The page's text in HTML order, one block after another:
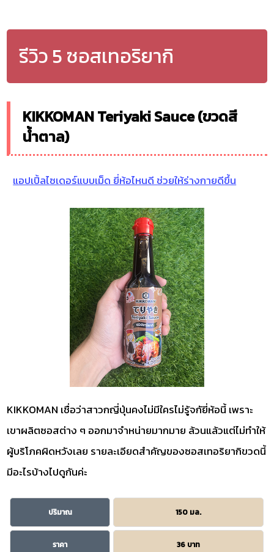
รีวิว 5 ซอสเทอริยากิ
KIKKOMAN Teriyaki Sauce (ขวดสี
น้ำตาล)
แอปเปิ้ลไซเดอร์แบบเม็ด ยี่ห้อไหนดี ช่วยให้ร่างกายดีขึ้น
KIKKOMAN เชื่อว่าสาวกญี่ปุ่นคงไม่มีใครไม่รู้จกัยี่ห้อนี้ เพราะ
เขาผลิตซอสต่าง ๆ ออกมาจำหน่ายมากมาย ล้วนแล้วแต่ไม่ทำให้
ผู้บริโภคผิดหวังเลย รายละเอียดสำคัญของซอสเทอริยากิขวดนี้
มีอะไรบ้างไปดูกันค่ะ
ปริมาณ 150 มล.
ราคา 36 บาท